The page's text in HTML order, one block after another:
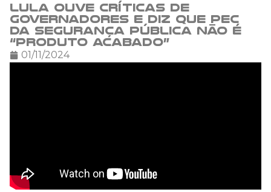
Lula ouve críticas de
governadores e diz que PEC
da segurança pública não é
“produto acabado”
01/11/2024